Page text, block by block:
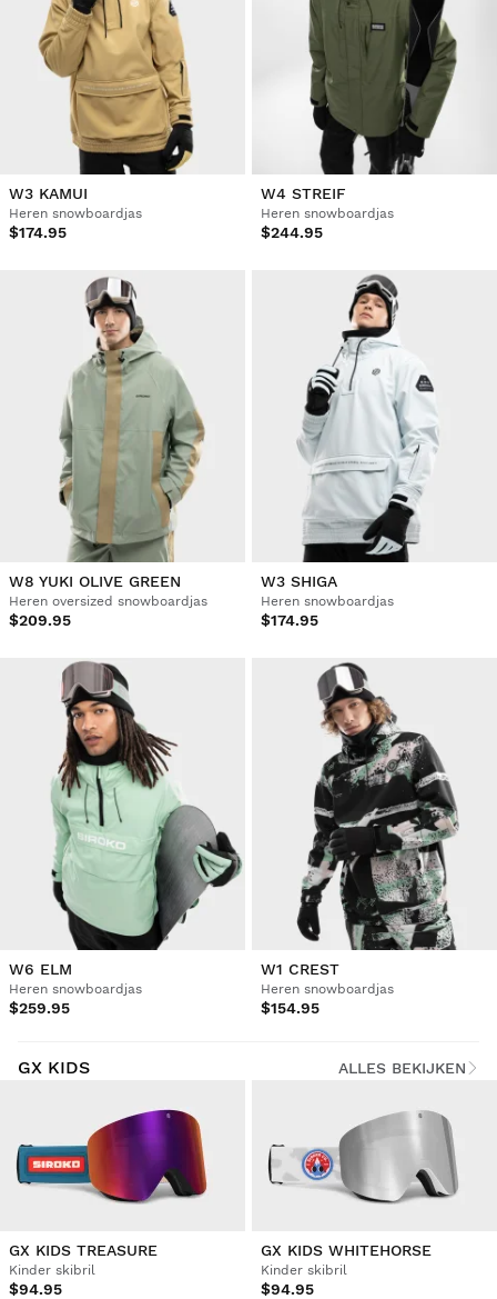
W3 KAMUI
Heren snowboardjas
$174.95
W4 STREIF
Heren snowboardjas
$244.95
W8 YUKI OLIVE GREEN
Heren oversized snowboardjas
$209.95
W3 SHIGA
Heren snowboardjas
$174.95
W6 ELM
Heren snowboardjas
$259.95
W1 CREST
Heren snowboardjas
$154.95
GX KIDS ALLES BEKIJKEN
GX KIDS TREASURE
Kinder skibril
$94.95
GX KIDS WHITEHORSE
Kinder skibril
$94.95